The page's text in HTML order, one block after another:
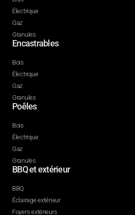
Électrique
Gaz
Granules
Encastrables
Bois
Électrique
Gaz
Granules
Poêles
Bois
Électrique
Gaz
Granules
BBQ et extérieur
BBQ
Éclairage extérieur
Foyers extérieurs